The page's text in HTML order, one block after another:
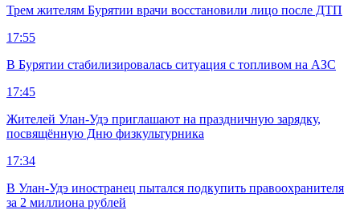
Трем жителям Бурятии врачи восстановили лицо после ДТП
17:55
В Бурятии стабилизировалась ситуация с топливом на АЗС
17:45
Жителей Улан-Удэ приглашают на праздничную зарядку,
посвящённую Дню физкультурника
17:34
В Улан-Удэ иностранец пытался подкупить правоохранителя
за 2 миллиона рублей